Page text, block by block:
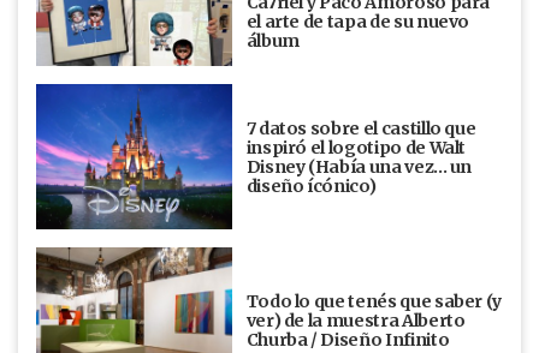
el arte de tapa de su nuevo
álbum
7 datos sobre el castillo que
inspiró el logotipo de Walt
Disney (Había una vez... un
diseño ícónico)
Todo lo que tenés que saber (y
ver) de la muestra Alberto
Churba / Diseño Infinito